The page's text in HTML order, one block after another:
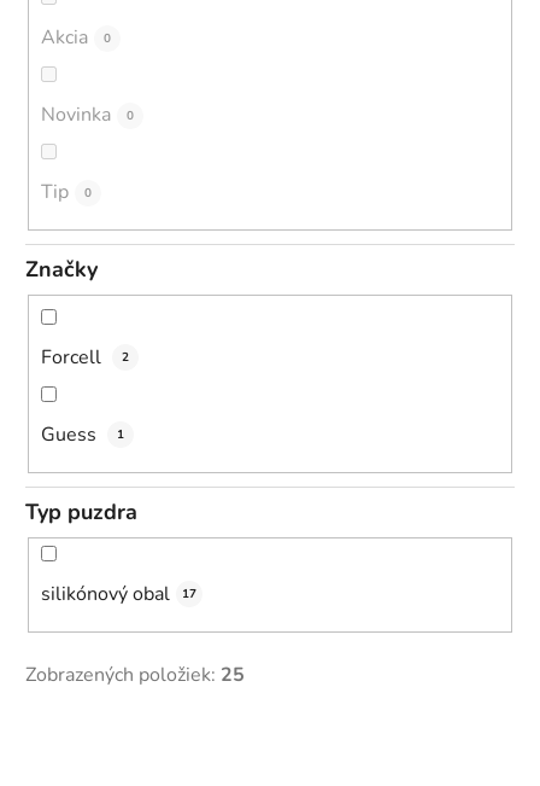
Akcia 0
Novinka 0
Tip 0
Značky
Forcell 2
Guess 1
Typ puzdra
silikónový obal 17
Zobrazených položiek: 25